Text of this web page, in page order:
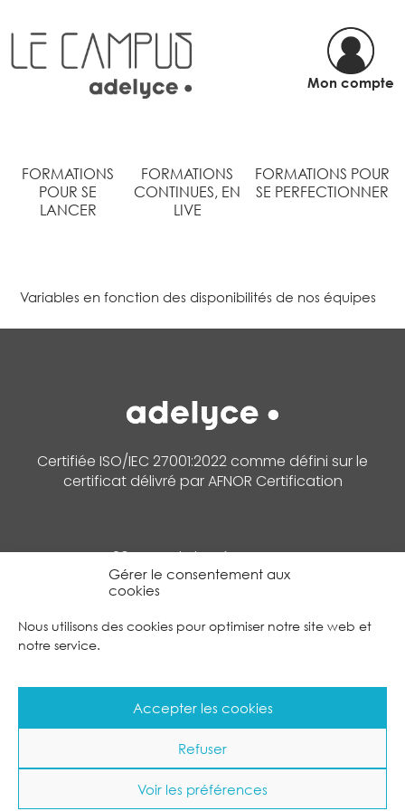
Gérer le consentement aux
cookies
Nous utilisons des cookies pour optimiser notre site web et
notre service.
Accepter les cookies
Refuser
Voir les préférences
FORMATIONS
POUR SE
LANCER
FORMATIONS
CONTINUES, EN
LIVE
FORMATIONS POUR
SE PERFECTIONNER
Mon compte
Variables en fonction des disponibilités de nos équipes
Certifiée ISO/IEC 27001:2022 comme défini sur le
certificat délivré par AFNOR Certification
265 Rue de la Découverte
31670 Labège
05 31 08 14 40
Suivez nous sur Linkedin
Mentions légales
Politique de confidentialité